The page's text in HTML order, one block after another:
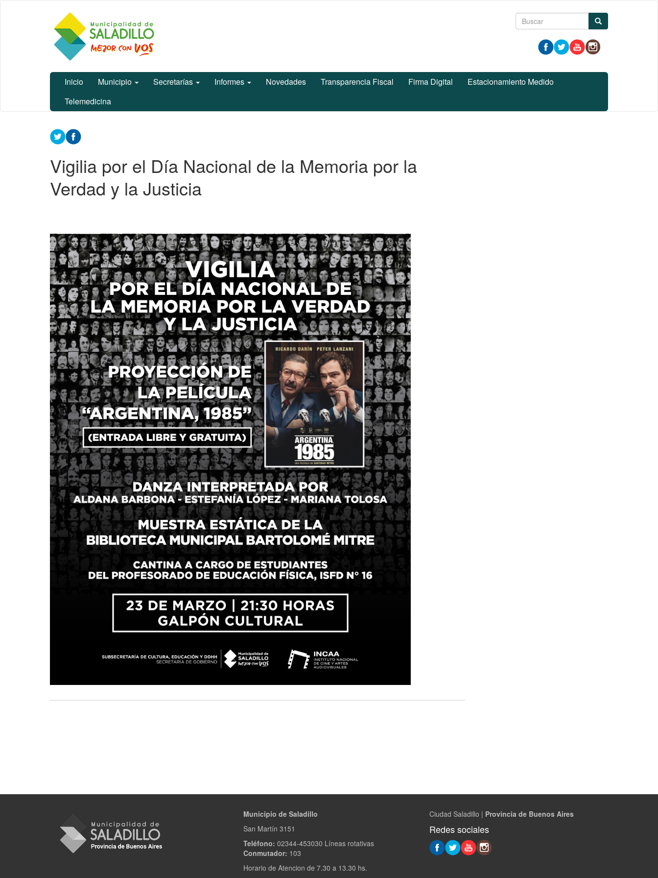
Municipalidad
de Saladillo
Formulario
búsqueda
Inicio Municipio Secretarías Informes Novedades Transparencia Fiscal Firma Digital
Estacionamiento Medido
Telemedicina
Contenido
principal
Vigilia por el Día Nacional de la Memoria por la
Verdad y la Justicia
Municipio de Saladillo
San Martín 3151
Teléfono: 02344-453030 Líneas rotativas
Conmutador: 103
Horario de Atencion de 7.30 a 13.30 hs.
Ciudad Saladillo | Provincia de Buenos Aires
Redes sociales